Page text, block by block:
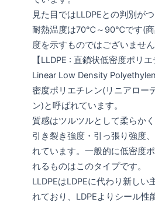
見た目ではLLDPEとの判別が
耐熱温度は70℃～90℃です(商
度を示すものではございません)
【LLDPE : 直鎖状低密度ポリエ
Linear Low Density
密度ポリエチレン(リニアロー
ン)と呼ばれています。
質感はツルツルとして柔らかく
引き裂き強度・引っ張り強度
れています。一般的に低密度
れるものはこのタイプです。
LLDPEはLDPEに代わり新しい
れており、LDPEよりシール性